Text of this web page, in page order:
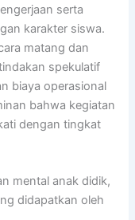
serta
karakter siswa.
matang dan
spekulatif
biaya operasional
bahwa kegiatan
dengan tingkat
mental anak didik,
didapatkan oleh